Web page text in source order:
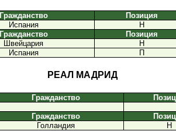
Гражданство Позиция
Испания Н
Гражданство Позиция
Швейцария Н
Испания П
РЕАЛ МАДРИД
Гражданство
Гражданство
Голландия Н